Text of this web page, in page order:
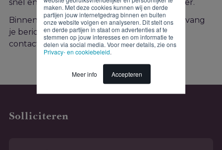
maken. Met deze cookies kunnen wij en derde
partijen jouw internetgedrag binnen en buiten
onze website volgen en analyseren. Dit stelt ons
en derde partijen in staat om advertenties af te
stemmen op jouw interesses en om informatie te
delen via social media. Voor meer details, zie ons
Privacy- en cookiebeleid
Meer info Accepteren
snel en gemakkelijk via onderstaand formulier.
Binnen twee werkdagen na je sollicitatie ontvang
je bericht van ons. Heb je vragen? Neem dan
contact op met de recruiter!
Solliciteren